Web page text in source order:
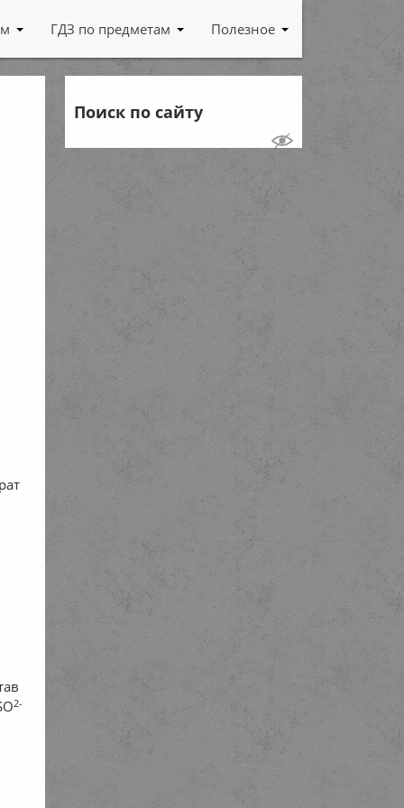
ГДЗ по предметам Полезное
2-
Поиск по сайту